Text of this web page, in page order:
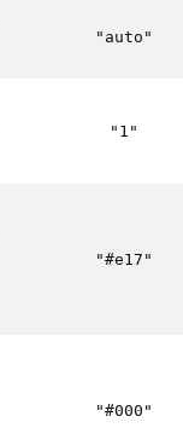
"auto"
"1"
"#e17"
"#000"